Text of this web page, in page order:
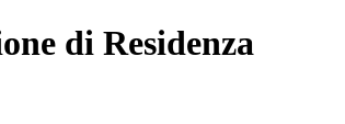
di Residenza